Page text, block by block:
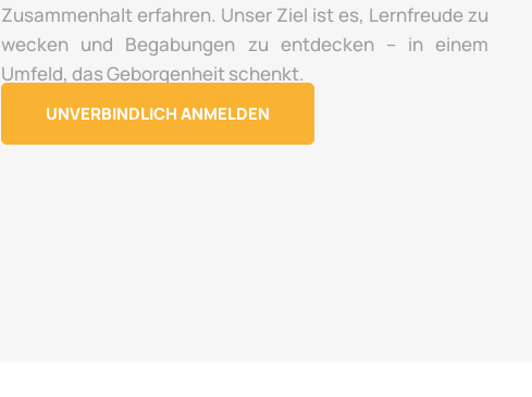
Zusammenhalt erfahren. Unser Ziel ist es, Lernfreude zu
wecken und Begabungen zu entdecken – in einem
Umfeld, das Geborgenheit schenkt.
UNVERBINDLICH ANMELDEN